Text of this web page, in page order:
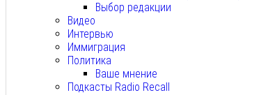
Выбор редакции
Видео
Интервью
Иммиграция
Политика
Ваше мнение
Подкасты Radio Recall